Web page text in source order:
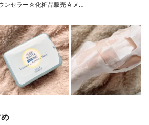
ンセラー☆化粧品販売☆メ…